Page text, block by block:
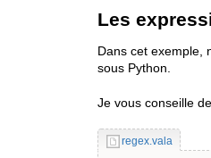
Les
Dans cet exemple,
sous Python.
Je vous conseille
regex.vala